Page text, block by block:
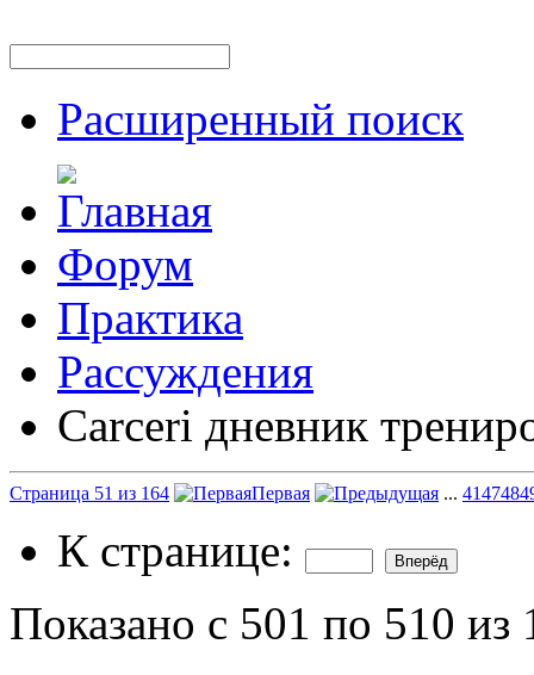
Расширенный поиск
Форум
Практика
Рассуждения
Carceri дневник
Страница 51 из 164 Первая ... 414748
К странице:
Показано с 501 по 510 из